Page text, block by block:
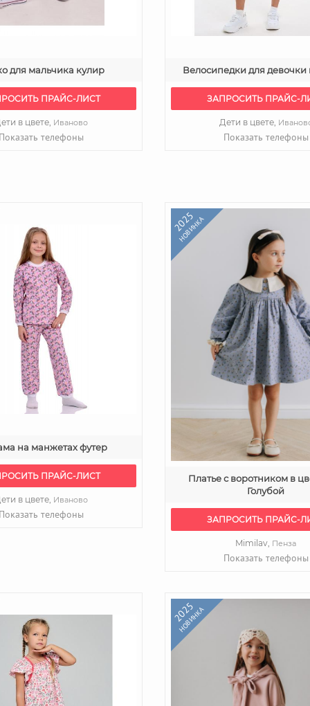
для мальчика кулир
ПРАЙС-ЛИСТ
в цвете, Иваново
Показать телефоны
Велосипедки для девочки
ЗАПРОСИТЬ ПРАЙС-
Дети в цвете,
Показать телефоны
на манжетах футер
ПРАЙС-ЛИСТ
в цвете, Иваново
Показать телефоны
2025
НОВИНКА
Платье с воротником в
Голубой
ЗАПРОСИТЬ ПРАЙС-
Mimilav, Пенза
Показать телефоны
2025
НОВИНКА